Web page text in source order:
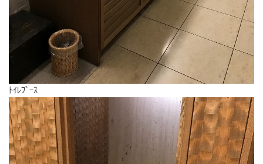
ﾄｲﾚﾌﾞｰｽ